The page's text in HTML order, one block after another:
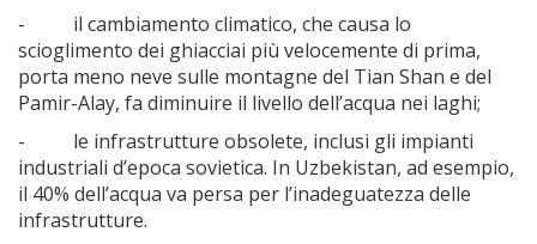
- il cambiamento climatico, che causa lo
scioglimento dei ghiacciai più velocemente di prima,
porta meno neve sulle montagne del Tian Shan e del
Pamir-Alay, fa diminuire il livello dell’acqua nei laghi;
- le infrastrutture obsolete, inclusi gli impianti
industriali d’epoca sovietica. In Uzbekistan, ad esempio,
il 40% dell’acqua va persa per l’inadeguatezza delle
infrastrutture.